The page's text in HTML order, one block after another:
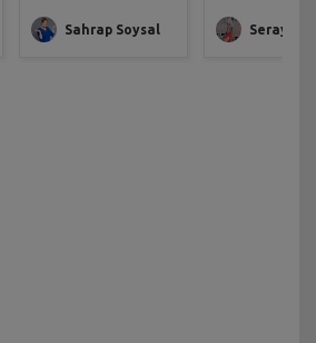
Sahrap Soysal Seray